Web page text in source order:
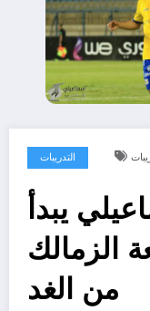
التدريبات
يبدأ
الزمالك
من الغد